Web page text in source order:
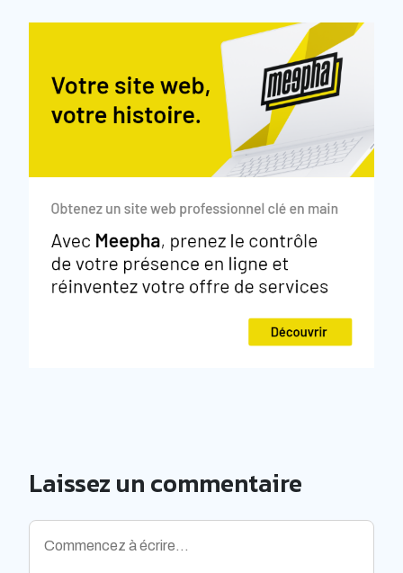
Laissez un commentaire